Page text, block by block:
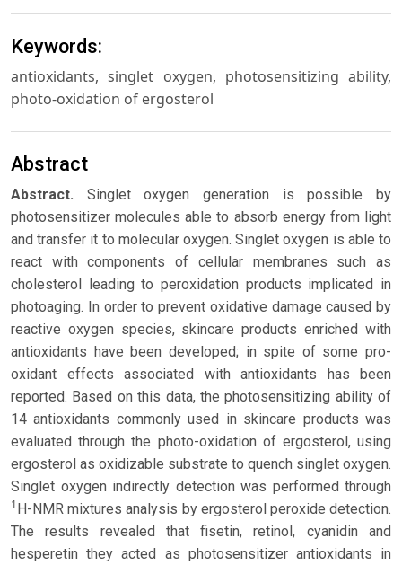
Keywords:
antioxidants, singlet oxygen, photosensitizing ability,
photo-oxidation of ergosterol
Abstract
Abstract. Singlet oxygen generation is possible by
photosensitizer molecules able to absorb energy from light
and transfer it to molecular oxygen. Singlet oxygen is able to
react with components of cellular membranes such as
cholesterol leading to peroxidation products implicated in
photoaging. In order to prevent oxidative damage caused by
reactive oxygen species, skincare products enriched with
antioxidants have been developed; in spite of some pro-
oxidant effects associated with antioxidants has been
reported. Based on this data, the photosensitizing ability of
14 antioxidants commonly used in skincare products was
evaluated through the photo-oxidation of ergosterol, using
ergosterol as oxidizable substrate to quench singlet oxygen.
Singlet oxygen indirectly detection was performed through
1H-NMR mixtures analysis by ergosterol peroxide detection.
The results revealed that fisetin, retinol, cyanidin and
hesperetin they acted as photosensitizer antioxidants in